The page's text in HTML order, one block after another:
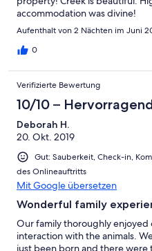
accommodation was divine!
Aufenthalt von 2 Nächten im Juni
0
Verifizierte Bewertung
10/10 –
Deborah H.
20. Okt. 2019
Gut: Sauberkeit, Check-in,
des Onlineauftritts
Mit Google übersetzen
Wonderful family
Our family thoroughly enjoyed
interaction with the animals.
just been born and there were